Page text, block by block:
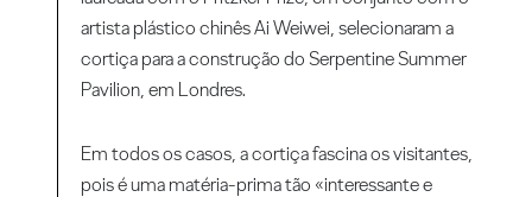
artista plástico chinês Ai Weiwei, selecionaram a
cortiça para a construção do Serpentine Summer
Pavilion, em Londres.
Em todos os casos, a cortiça fascina os visitantes,
pois é uma matéria-prima tão «interessante e